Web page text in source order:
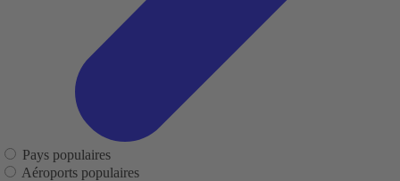
Pays populaires
Aéroports populaires